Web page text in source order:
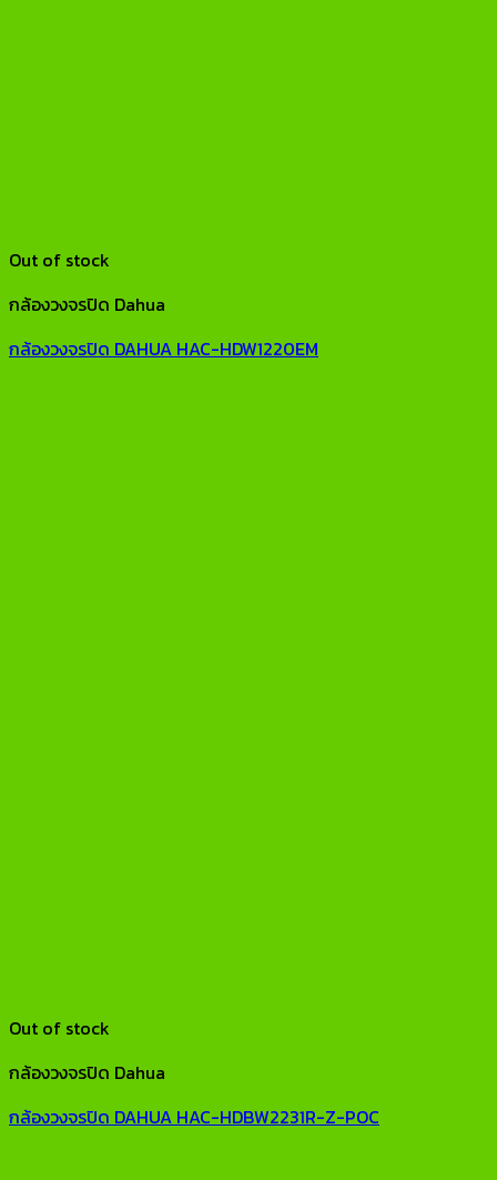
Out of stock
กล้องวงจรปิด Dahua
กล้องวงจรปิด DAHUA HAC-HDW1220EM
Out of stock
กล้องวงจรปิด Dahua
กล้องวงจรปิด DAHUA HAC-HDBW2231R-Z-POC